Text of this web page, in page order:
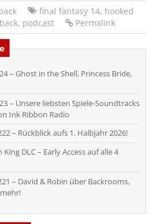
final fantasy 14, hooked
, podcast Permalink
– Ghost in the Shell, Princess Bride,
– Unsere liebsten Spiele-Soundtracks
Ink Ribbon Radio
– Rückblick aufs 1. Halbjahr 2026!
DLC – Early Access auf alle 4
– David & Robin über Backrooms,